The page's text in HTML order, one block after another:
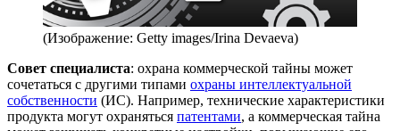
(Изображение: Getty images/Irina Devaeva)
Совет специалиста: охрана коммерческой тайны может
сочетаться с другими типами охраны интеллектуальной
собственности (ИС). Например, технические характеристики
продукта могут охраняться патентами, а коммерческая тайна